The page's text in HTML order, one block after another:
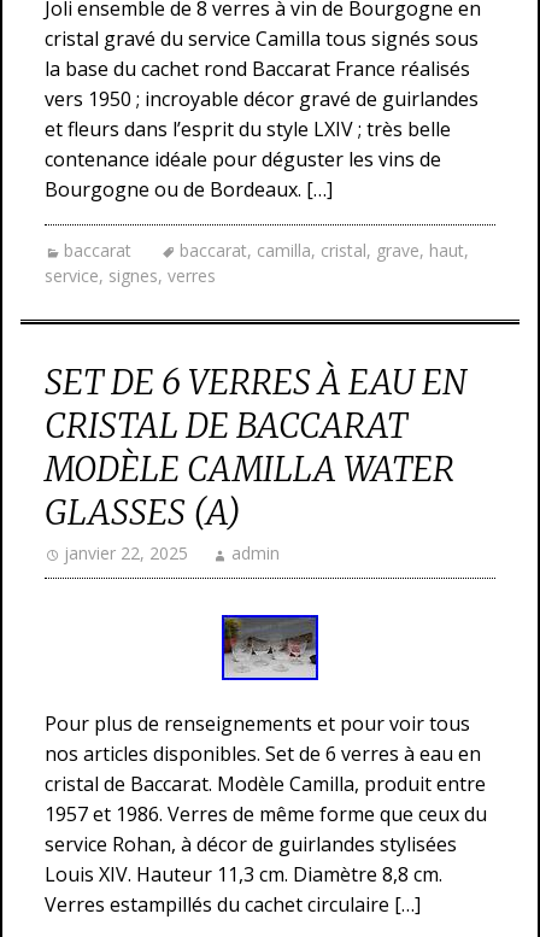
Joli ensemble de 8 verres à vin de Bourgogne en
cristal gravé du service Camilla tous signés sous
la base du cachet rond Baccarat France réalisés
vers 1950 ; incroyable décor gravé de guirlandes
et fleurs dans l’esprit du style LXIV ; très belle
contenance idéale pour déguster les vins de
Bourgogne ou de Bordeaux. […]
baccarat baccarat, camilla, cristal, grave, haut,
service, signes, verres
SET DE 6 VERRES À EAU EN
CRISTAL DE BACCARAT
MODÈLE CAMILLA WATER
GLASSES (A)
janvier 22, 2025 admin
Pour plus de renseignements et pour voir tous
nos articles disponibles. Set de 6 verres à eau en
cristal de Baccarat. Modèle Camilla, produit entre
1957 et 1986. Verres de même forme que ceux du
service Rohan, à décor de guirlandes stylisées
Louis XIV. Hauteur 11,3 cm. Diamètre 8,8 cm.
Verres estampillés du cachet circulaire […]